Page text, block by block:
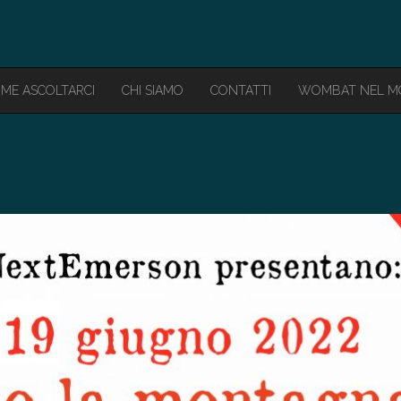
ASCOLTARCI CHI SIAMO CONTATTI WOMBAT NEL